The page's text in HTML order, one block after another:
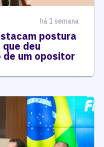
há 1 semana
postura
deu
de um opositor